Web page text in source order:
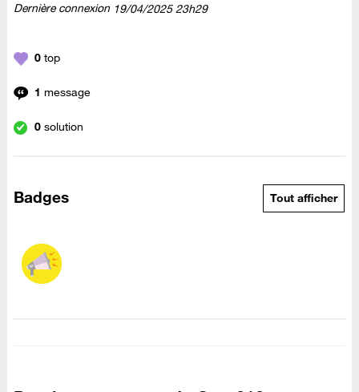
Dernière connexion ‎19/04/2025 23h29
0 top
1 message
0 solution
Badges Tout afficher